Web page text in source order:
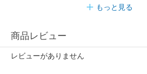
もっと見る
商品レビュー
レビューがありません